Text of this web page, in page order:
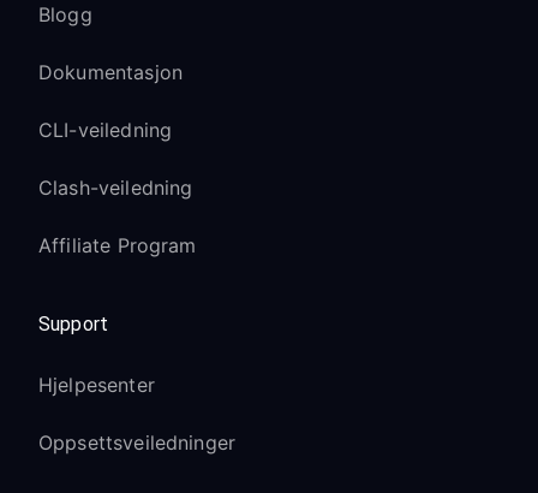
Blogg
Dokumentasjon
CLI-veiledning
Clash-veiledning
Affiliate Program
Support
Hjelpesenter
Oppsettsveiledninger